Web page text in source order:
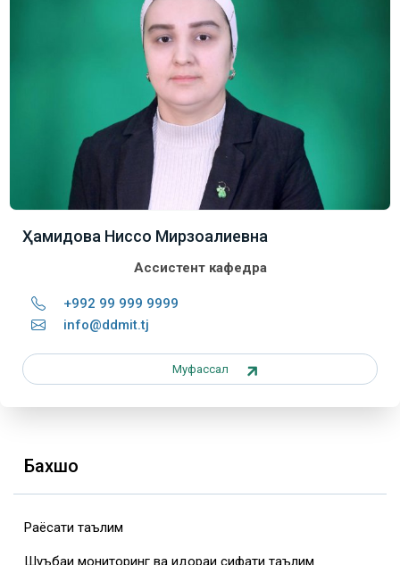
Ҳамидова Ниссо Мирзоалиевна
Ассистент кафедра
+992 99 999 9999
info@ddmit.tj
Муфассал
Бахшҳо
Раёсати таълим
Шуъбаи мониторинг ва идораи сифати таълим